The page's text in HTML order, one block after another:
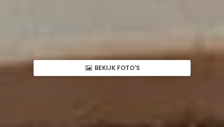
BEKIJK FOTO'S